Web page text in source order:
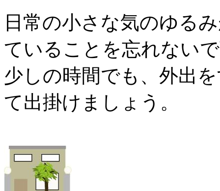
日常の小さな気のゆる
ていることを忘れない
少しの時間でも、外出
て出掛けましょう。